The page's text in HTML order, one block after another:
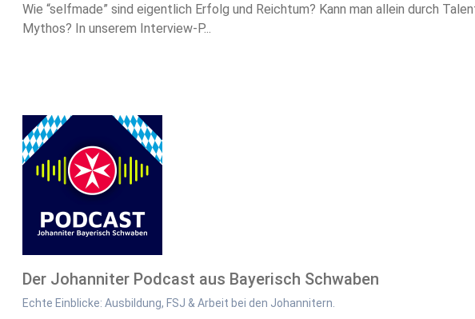
Wie “selfmade” sind eigentlich Erfolg und Reichtum? Kann man allein durch
Mythos? In unserem Interview-P...
Der Johanniter Podcast aus Bayerisch Schwaben
Echte Einblicke: Ausbildung, FSJ & Arbeit bei den Johannitern.